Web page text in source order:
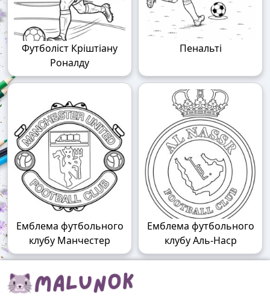
Футболіст Кріштіану
Роналду
Пенальті
Емблема футбольного
клубу Манчестер
Емблема футбольного
клубу Аль-Наср